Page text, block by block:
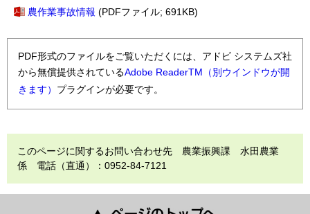
農作業事故情報 (PDFファイル; 691KB)
PDF形式のファイルをご覧いただくには、アドビ システムズ社
から無償提供されているAdobe ReaderTM（別ウインドウが開
きます） プラグインが必要です。
このページに関するお問い合わせ先 農業振興課 水田農業
係 電話（直通）：0952-84-7121